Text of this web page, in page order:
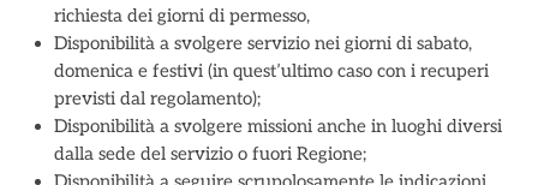
richiesta dei giorni di permesso,
Disponibilità a svolgere servizio nei giorni di sabato,
domenica e festivi (in quest’ultimo caso con i recuperi
previsti dal regolamento);
Disponibilità a svolgere missioni anche in luoghi diversi
dalla sede del servizio o fuori Regione;